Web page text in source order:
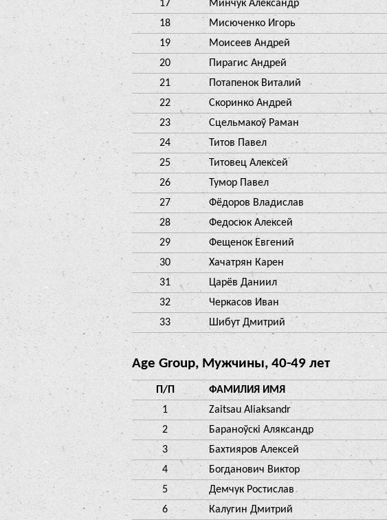
17
Минчук Александр
18
Мисюченко Игорь
19
Моисеев Андрей
20
Пирагис Андрей
21
Потапенок Виталий
22
Скоринко Андрей
23
Сцельмакоў Раман
24
Титов Павел
25
Титовец Алексей
26
Тумор Павел
27
Фёдоров Владислав
28
Федосюк Алексей
29
Фещенок Евгений
30
Хачатрян Карен
31
Царёв Даниил
32
Черкасов Иван
33
Шибут Дмитрий
Age Group, Мужчины, 40-49 лет
П/П
ФАМИЛИЯ ИМЯ
1
Zaitsau Aliaksandr
2
Бараноўскі Аляксандр
3
Бахтияров Алексей
4
Богданович Виктор
5
Демчук Ростислав
6
Калугин Дмитрий